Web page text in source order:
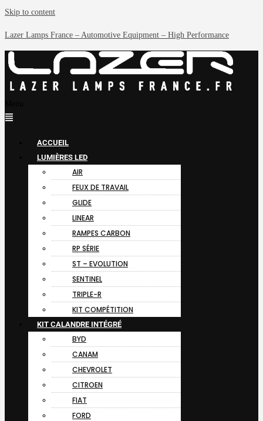
Skip to content
Lazer Lamps France – Automotive Equipment – High Performance
ACCUEIL
LUMIÈRES LED
AIR
FEUX DE TRAVAIL
GLIDE
LINEAR
RAMPES CARBON
RP SÉRIE
ST – EVOLUTION
SENTINEL
TRIPLE-R
KIT COMPÉTITION
KIT CALANDRE INTÉGRÉ
BYD
CANAM
CHEVROLET
CITROEN
FIAT
FORD